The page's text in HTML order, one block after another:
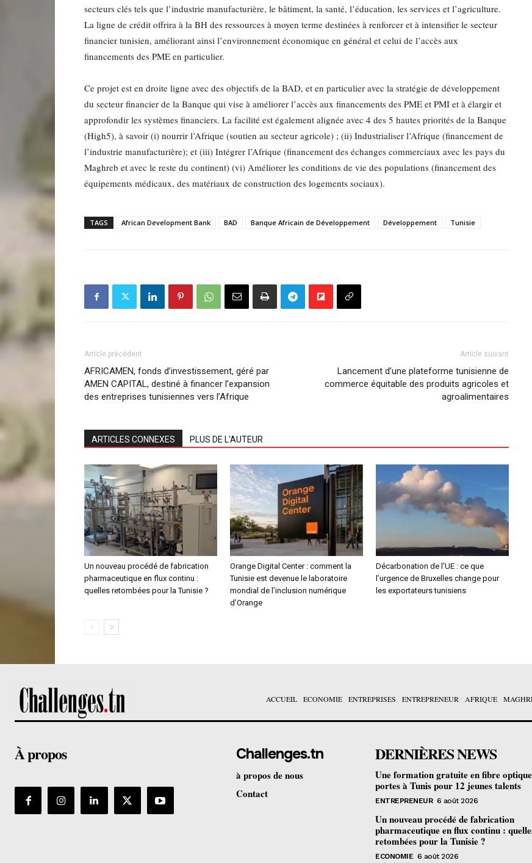
secteurs clés tels que l’industrie manufacturière, le bâtiment, la santé, l’éducation, les services et l’agriculture.
La ligne de crédit offrira à la BH des ressources à moyen terme destinées à renforcer et à intensifier le secteur
financier tunisien, améliorant ainsi l’environnement économique en général et celui de l’accès aux
financements des PME en particulier.
Ce projet est en droite ligne avec des objectifs de la BAD, et en particulier avec la stratégie de développement
du secteur financier de la Banque qui vise à améliorer l’accès aux financements des PME et PMI et à élargir et
approfondir les systèmes financiers. La facilité est également alignée avec 4 des 5 hautes priorités de la Banque
(High5), à savoir (i) nourrir l’Afrique (soutien au secteur agricole) ; (ii) Industrialiser l’Afrique (financement de
l’industrie manufacturière); et (iii) Intégrer l’Afrique (financement des échanges commerciaux avec les pays du
Maghreb et avec le reste du continent) (vi) Améliorer les conditions de vie des populations (financement des
équipements médicaux, des matériaux de construction des logements sociaux).
TAGS African Development Bank BAD Banque Africain de Développement Développement Tunisie
Article précédent
AFRICAMEN, fonds d’investissement, géré par
AMEN CAPITAL, destiné à financer l’expansion
des entreprises tunisiennes vers l’Afrique
Article suivant
Lancement d’une plateforme tunisienne de
commerce équitable des produits agricoles et
agroalimentaires
ARTICLES CONNEXES PLUS DE L'AUTEUR
Un nouveau procédé de fabrication
pharmaceutique en flux continu :
quelles retombées pour la Tunisie ?
Orange Digital Center : comment la
Tunisie est devenue le laboratoire
mondial de l’inclusion numérique
d’Orange
Décarbonation de l’UE : ce que
l’urgence de Bruxelles change pour
les exportateurs tunisiens
ACCUEIL ECONOMIE ENTREPRISES ENTREPRENEUR AFRIQUE
À propos Challenges.tn
à propos de nous
Contact
DERNIÈRES NEWS
Une formation gratuite en fibre
portes à Tunis pour 12 jeunes talents
ENTREPRENEUR 6 août 2026
Un nouveau procédé de fabrication
pharmaceutique en flux continu :
retombées pour la Tunisie ?
ECONOMIE 6 août 2026